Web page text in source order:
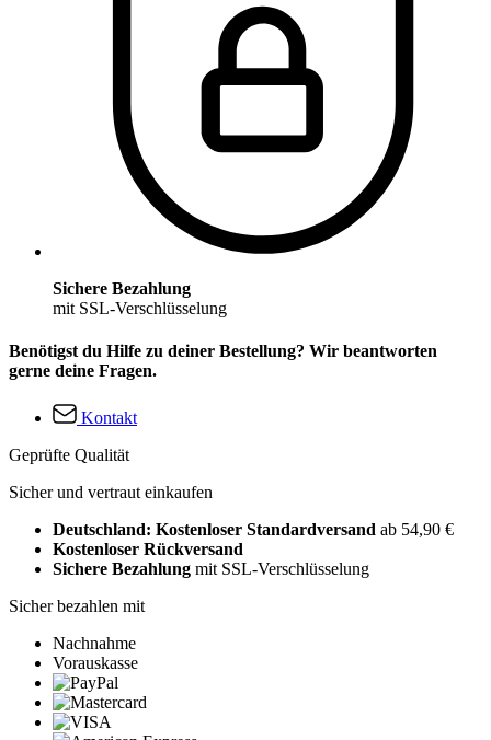
Sichere Bezahlung
mit SSL-Verschlüsselung
Benötigst du Hilfe zu deiner Bestellung? Wir beantworten
gerne deine Fragen.
Kontakt
Geprüfte Qualität
Sicher und vertraut einkaufen
Deutschland: Kostenloser Standardversand ab 54,90 €
Kostenloser Rückversand
Sichere Bezahlung mit SSL-Verschlüsselung
Sicher bezahlen mit
Nachnahme
Vorauskasse